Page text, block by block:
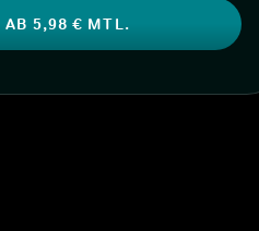
AB 5,98 € MTL.